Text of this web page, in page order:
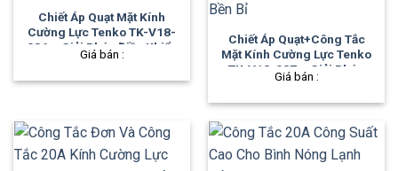
Chiết Áp Quạt Mặt Kính
Cường Lực Tenko TK-V18-
086 – Giải Pháp Điều Khiển
Điện Hiện Đại, Bền Bỉ
Giá bán :
Chiết Áp Quạt+Công Tắc
Mặt Kính Cường Lực Tenko
TK-V18-087 – Giải Pháp
Điều Khiển Điện Hiện Đại,
Bền Bỉ
Giá bán :